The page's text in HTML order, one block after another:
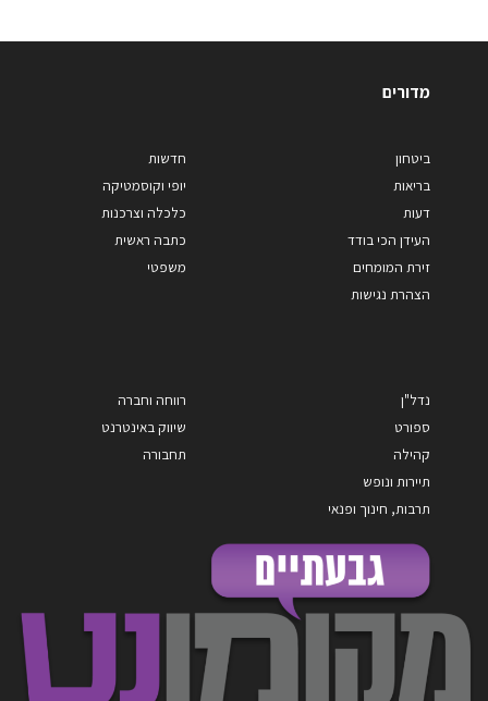
מדורים
ביטחון
בריאות
דעות
העידן הכי בודד
זירת המומחים
הצהרת נגישות
חדשות
יופי וקוסמטיקה
כלכלה וצרכנות
כתבה ראשית
משפטי
נדל"ן
ספורט
קהילה
תיירות ונופש
תרבות, חינוך ופנאי
רווחה וחברה
שיווק באינטרנט
תחבורה